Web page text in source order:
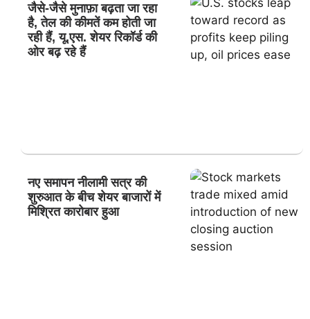
जैसे-जैसे मुनाफ़ा बढ़ता जा रहा
है, तेल की कीमतें कम होती जा
रही हैं, यू.एस. शेयर रिकॉर्ड की
ओर बढ़ रहे हैं
नए समापन नीलामी सत्र की
शुरुआत के बीच शेयर बाजारों में
मिश्रित कारोबार हुआ